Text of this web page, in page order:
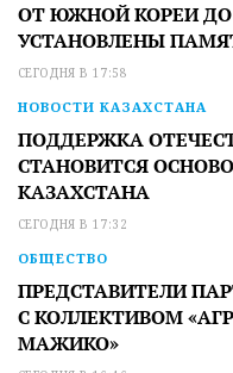
ОТ ЮЖНОЙ КОРЕИ ДО
УСТАНОВЛЕНЫ
СЕГОДНЯ В 17:58
НОВОСТИ КАЗАХСТАНА
ПОДДЕРЖКА
СТАНОВИТСЯ
КАЗАХСТАНА
СЕГОДНЯ В 17:32
ОБЩЕСТВО
ПРЕДСТАВИТЕЛИ
С КОЛЛЕКТИВОМ
МАЖИКО»